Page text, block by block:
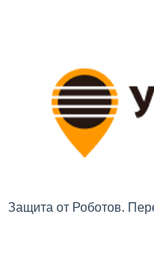
Защита от Роботов.